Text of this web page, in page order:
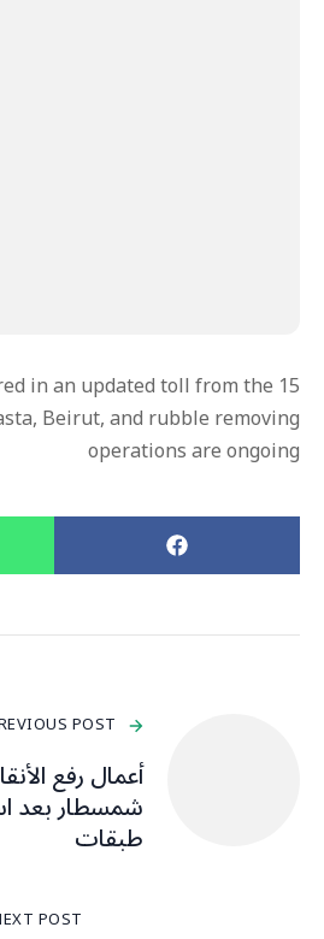
in an updated toll from the
Beirut, and rubble removing
operations are ongoing
POST
أعمال رفع
طبقات
POST